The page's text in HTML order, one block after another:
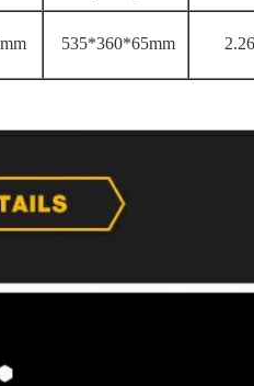
535*360*65mm